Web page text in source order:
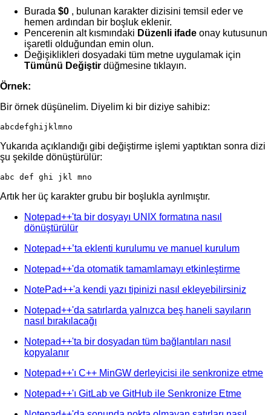
Burada $0 , bulunan karakter dizisini temsil eder ve
hemen ardından bir boşluk eklenir.
Pencerenin alt kısmındaki Düzenli ifade onay kutusunun
işaretli olduğundan emin olun.
Değişiklikleri dosyadaki tüm metne uygulamak için
Tümünü Değiştir düğmesine tıklayın.
Örnek:
Bir örnek düşünelim. Diyelim ki bir diziye sahibiz:
abcdefghijklmno
Yukarıda açıklandığı gibi değiştirme işlemi yaptıktan sonra dizi
şu şekilde dönüştürülür:
abc def ghi jkl mno
Artık her üç karakter grubu bir boşlukla ayrılmıştır.
Notepad++'ta bir dosyayı UNIX formatına nasıl
dönüştürülür
Notepad++’ta eklenti kurulumu ve manuel kurulum
Notepad++'da otomatik tamamlamayı etkinleştirme
NotePad++'a kendi yazı tipinizi nasıl ekleyebilirsiniz
Notepad++'da satırlarda yalnızca beş haneli sayıların
nasıl bırakılacağı
Notepad++'ta bir dosyadan tüm bağlantıları nasıl
kopyalanır
Notepad++'ı C++ MinGW derleyicisi ile senkronize etme
Notepad++'ı GitLab ve GitHub ile Senkronize Etme